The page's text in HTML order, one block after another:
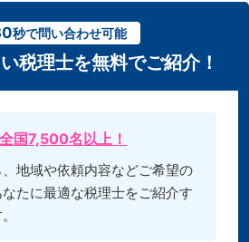
秒で問い合わせ可能
税理士を無料でご紹介！
全国7,500名以上！
地域や依頼内容などご希望の
たに最適な税理士をご紹介す